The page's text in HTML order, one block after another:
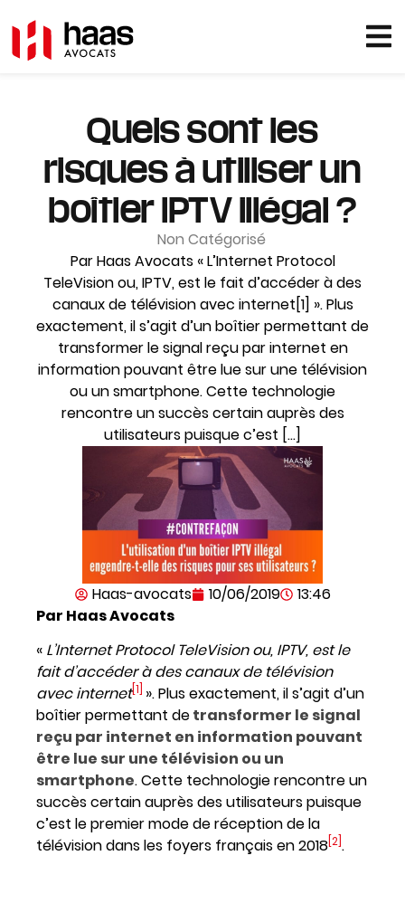
Quels sont les
risques à utiliser un
boîtier IPTV illégal ?
Non Catégorisé
Par Haas Avocats « L’Internet Protocol
TeleVision ou, IPTV, est le fait d’accéder à des
canaux de télévision avec internet[1] ». Plus
exactement, il s’agit d’un boîtier permettant de
transformer le signal reçu par internet en
information pouvant être lue sur une télévision
ou un smartphone. Cette technologie
rencontre un succès certain auprès des
utilisateurs puisque c’est […]
Haas-avocats 10/06/2019
13:46
Par Haas Avocats
« L’Internet Protocol TeleVision ou, IPTV, est le
fait d’accéder à des canaux de télévision
avec internet[1] ». Plus exactement, il s’agit d’un
boîtier permettant detransformer le signal
reçu par internet en information pouvant
être lue sur une télévision ou un
smartphone. Cette technologie rencontre un
succès certain auprès des utilisateurs puisque
c’est le premier mode de réception de la
télévision dans les foyers français en 2018 [2] .